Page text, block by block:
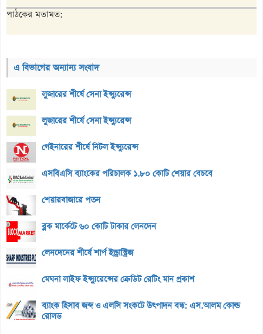
পাঠকের মতামত:
এ বিভাগের অন্যান্য সংবাদ
লুজারের শীর্ষে সেনা ইন্স্যুরেন্স
লুজারের শীর্ষে সেনা ইন্স্যুরেন্স
গেইনারের শীর্ষে নিটল ইন্স্যুরেন্স
এসবিএসি ব্যাংকের পরিচালক ১.৮০ কোটি শেয়ার বেচবে
শেয়ারবাজারে পতন
ব্লক মার্কেটে ৬০ কোটি টাকার লেনদেন
লেনদেনের শীর্ষে শার্প ইন্ড্রাস্ট্রিজ
মেঘনা লাইফ ইন্স্যুরেন্সের ক্রেডিট রেটিং মান প্রকাশ
ব্যাংক হিসাব জব্দ ও এলসি সংকটে উৎপাদন বন্ধ: এস.আলম কোল্ড
রোলড